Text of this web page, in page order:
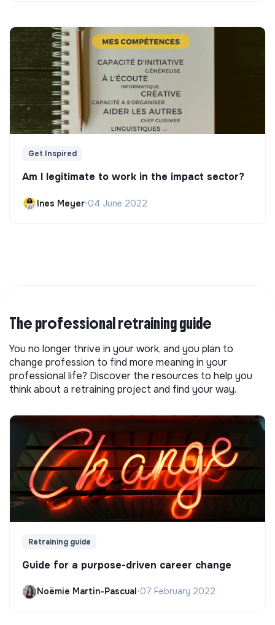
Get Inspired
Am I legitimate to work in the impact sector?
Ines Meyer•04 June 2022
The professional retraining guide
You no longer thrive in your work, and you plan to
change profession to find more meaning in your
professional life? Discover the resources to help you
think about a retraining project and find your way.
Retraining guide
Guide for a purpose-driven career change
Noëmie Martin-Pascual•07 February 2022